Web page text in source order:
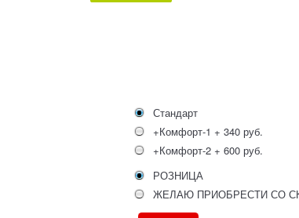
Стандарт
+Комфорт-1 + 340 руб.
+Комфорт-2 + 600 руб.
РОЗНИЦА
ЖЕЛАЮ ПРИОБРЕСТИ СО